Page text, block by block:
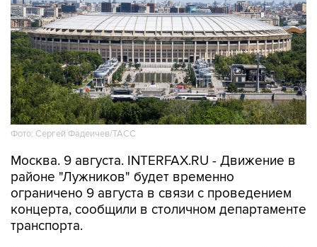
Фото: Сергей Фадеичев/ТАСС
Москва. 9 августа. INTERFAX.RU - Движение в
районе "Лужников" будет временно
ограничено 9 августа в связи с проведением
концерта, сообщили в столичном департаменте
транспорта.